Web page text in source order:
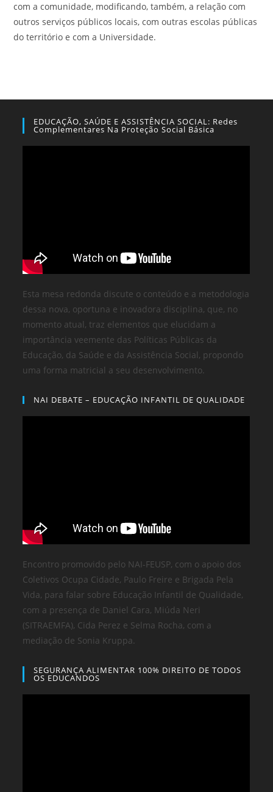
com a comunidade, modificando, também, a relação com
outros serviços públicos locais, com outras escolas públicas
do território e com a Universidade.
EDUCAÇÃO, SAÚDE E ASSISTÊNCIA SOCIAL: Redes
Complementares Na Proteção Social Básica
Esta mesa redonda discute o conteúdo e a metodologia
dessa nova, oportuna e inovadora disciplina, que, no
momento atual, traz elementos que elucidam a
importância veemente das Políticas Públicas da
Educação, da Saúde e da Assistência Social, propondo
uma forma matricial a seu desenvolvimento.
NAI DEBATE – EDUCAÇÃO INFANTIL DE QUALIDADE
Encontro promovido pelo NAI-FEUSP, com o apoio dos
Coletivos Ocupa Cidade, Paulo Freire e Brigada Pela
Vida, para falar sobre Educação Infantil de Qualidade,
com a presença de Daniel Cara, Miúda Neri
(SITRAEMFA), Cida Perez e Selma Rocha, com a
mediação de Sonia Kruppa.
SEGURANÇA ALIMENTAR 100% DIREITO DE TODOS
OS EDUCANDOS